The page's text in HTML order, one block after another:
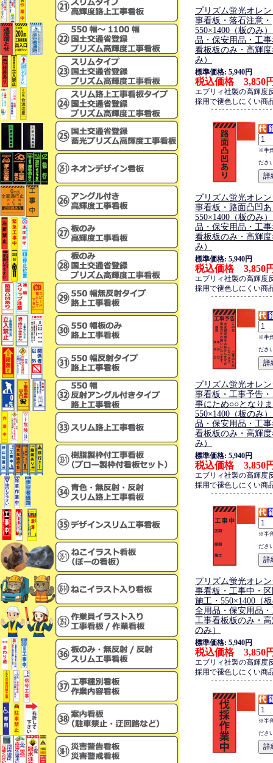
プリズム蛍光オレ
事看板・落石注意・
550×1400（板のみ
品・保安用品・工
看板板のみ・高輝
み）
標準価格: 5,940円
税込価格 3,850
エブリィ社製の高輝度
採用で褪色しにくい商
※半
ださ
プリズム蛍光オレ
事看板・路面凸凹
550×1400（板のみ
品・保安用品・工
看板板のみ・高輝
み）
標準価格: 5,940円
税込価格 3,850
エブリィ社製の高輝度
採用で褪色しにくい商
※半
ださ
プリズム蛍光オレ
事看板・工事予告
事にため○○となり
550×1400（板のみ
品・保安用品・工
看板板のみ・高輝
み）
標準価格: 5,940円
税込価格 3,850
エブリィ社製の高輝度
採用で褪色しにくい商
※半
ださ
プリズム蛍光オレ
事看板・工事中・
施工・550×1400（
全用品・保安用品
工事看板板のみ・
のみ）
標準価格: 5,940円
税込価格 3,850
エブリィ社製の高輝度
採用で褪色しにくい商
※半
ださ